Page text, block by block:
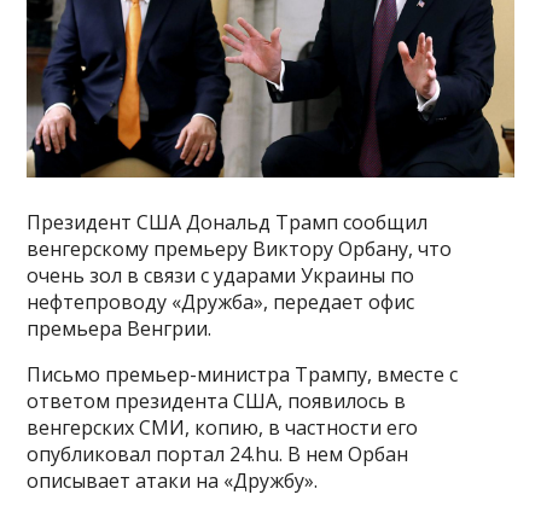
Президент США Дональд Трамп сообщил
венгерскому премьеру Виктору Орбану, что
очень зол в связи с ударами Украины по
нефтепроводу «Дружба», передает офис
премьера Венгрии.
Письмо премьер-министра Трампу, вместе с
ответом президента США, появилось в
венгерских СМИ, копию, в частности его
опубликовал портал 24.hu. В нем Орбан
описывает атаки на «Дружбу».